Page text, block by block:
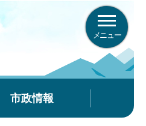
メニュー
市政情報